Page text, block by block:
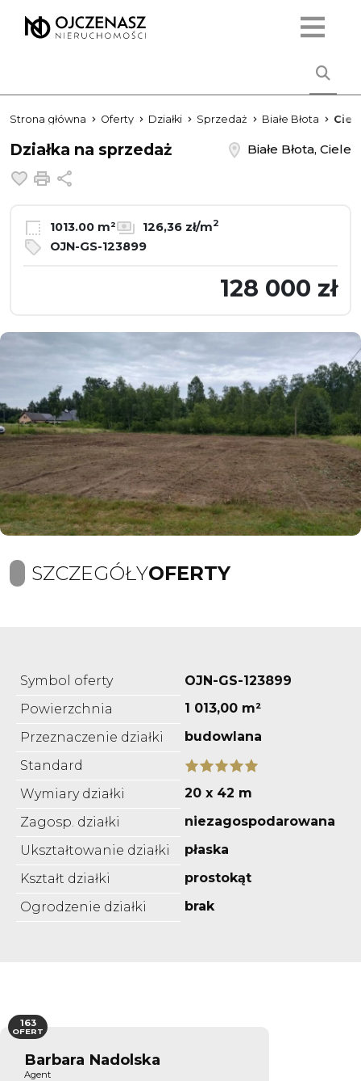
Strona główna Oferty Działki Sprzedaż Białe Błota
Działka na sprzedaż
Białe Błota, Ciele
Dodaj do ulubionych
Drukuj
1013.00 m² 126,36 zł/m2
OJN-GS-123899
128 000 zł
SZCZEGÓŁYOFERTY
Symbol oferty
OJN-GS-123899
Powierzchnia
1 013,00 m²
Przeznaczenie działki
budowlana
Standard
Wymiary działki
20 x 42 m
Zagosp. działki
niezagospodarowana
Ukształtowanie działki
płaska
Kształt działki
prostokąt
Ogrodzenie działki
brak
Barbara Nadolska
Agent
163
OFERT